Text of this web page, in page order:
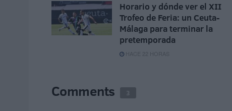
Horario y dónde ver el XII
Trofeo de Feria: un Ceuta-
Málaga para terminar la
pretemporada
HACE 22 HORAS
Comments 3